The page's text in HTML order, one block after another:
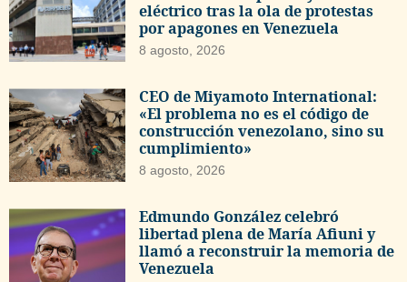
eléctrico tras la ola de protestas
por apagones en Venezuela
8 agosto, 2026
CEO de Miyamoto International:
«El problema no es el código de
construcción venezolano, sino su
cumplimiento»
8 agosto, 2026
Edmundo González celebró
libertad plena de María Afiuni y
llamó a reconstruir la memoria de
Venezuela